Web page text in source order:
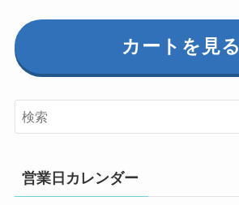
カートを見る
営業日カレンダー